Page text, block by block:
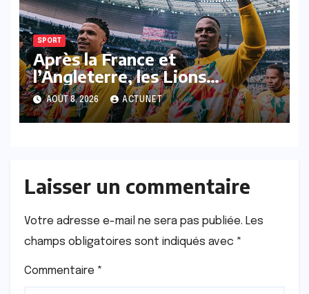
SPORT
Après la France et
l’Angleterre, les Lions
prennent-ils la direction de
l’Arabie saoudite ?
AOÛT 8, 2026 ACTUNET
Laisser un commentaire
Votre adresse e-mail ne sera pas publiée. Les
champs obligatoires sont indiqués avec *
Commentaire *